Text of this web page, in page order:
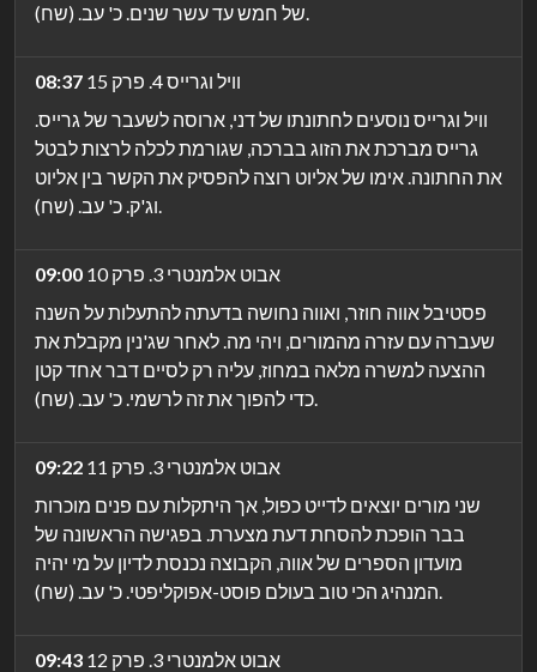
של חמש עד עשר שנים. כ' עב. (שח).
08:37
וויל וגרייס 4. פרק 15
וויל וגרייס נוסעים לחתונתו של דני, ארוסה לשעבר של גרייס.
גרייס מברכת את הזוג בברכה, שגורמת לכלה לרצות לבטל
את החתונה. אימו של אליוט רוצה להפסיק את הקשר בין אליוט
וג'ק. כ' עב. (שח).
09:00
אבוט אלמנטרי 3. פרק 10
פסטיבל אווה חוזר, ואווה נחושה בדעתה להתעלות על השנה
שעברה עם עזרה מהמורים, ויהי מה. לאחר שג'נין מקבלת את
ההצעה למשרה מלאה במחוז, עליה רק לסיים דבר אחד קטן
כדי להפוך את זה לרשמי. כ' עב. (שח).
09:22
אבוט אלמנטרי 3. פרק 11
שני מורים יוצאים לדייט כפול, אך היתקלות עם פנים מוכרות
בבר הופכת להסחת דעת מצערת. בפגישה הראשונה של
מועדון הספרים של אווה, הקבוצה נכנסת לדיון על מי יהיה
המנהיג הכי טוב בעולם פוסט-אפוקליפטי. כ' עב. (שח).
09:43
אבוט אלמנטרי 3. פרק 12